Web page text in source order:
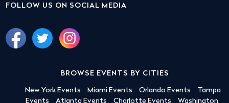
FOLLOW US ON SOCIAL MEDIA
BROWSE EVENTS BY CITIES
New York Events Miami Events Orlando Events
Tampa
Events
Atlanta Events Charlotte Events
Washington